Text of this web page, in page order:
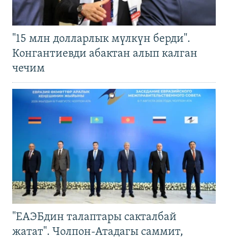
"15 млн долларлык мүлкүн берди".
Конгантиевди абактан алып калган
чечим
"ЕАЭБдин талаптары сакталбай
жатат". Чолпон-Атадагы саммит,